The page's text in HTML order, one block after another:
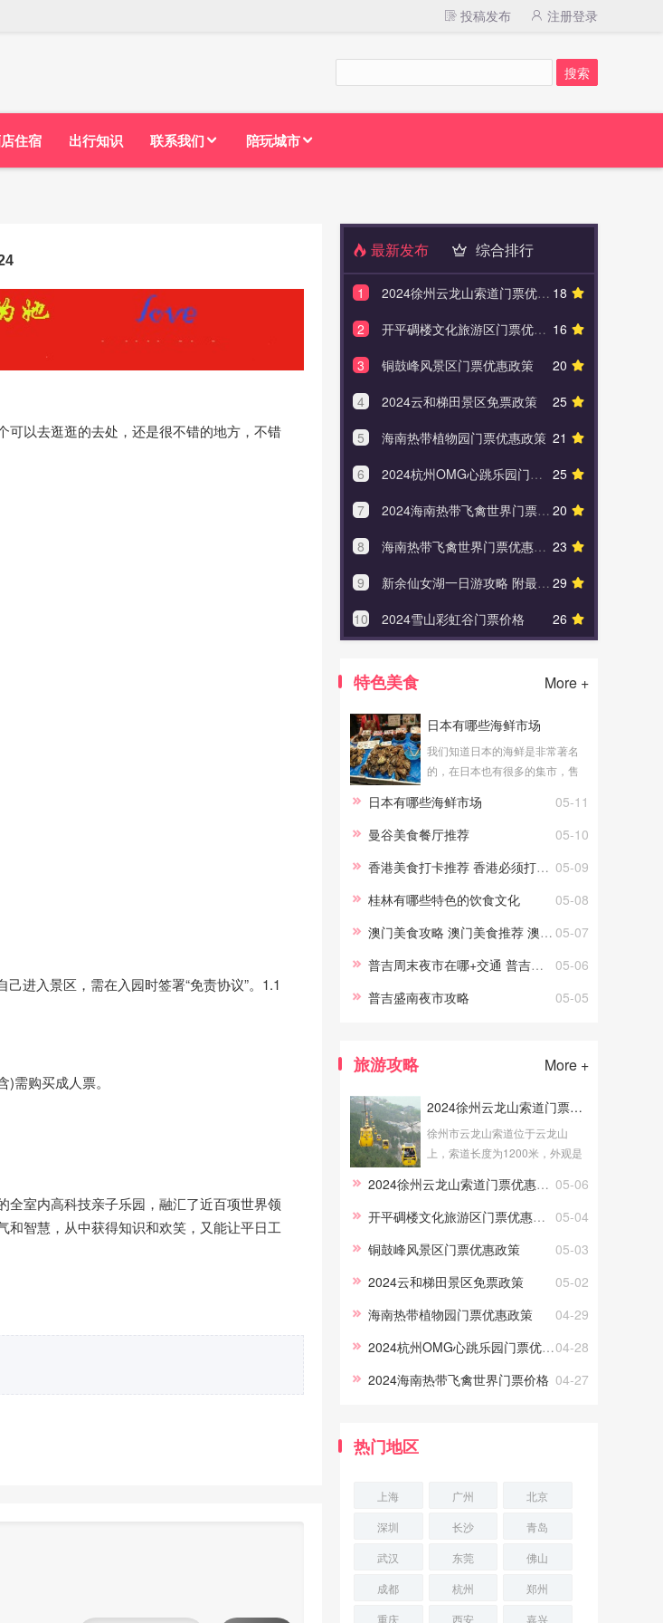
投稿发布 注册登录
住宿 出行知识 联系我们 陪玩城市
可以去逛逛的去处，还是很不错的地方，不错
进入景区，需在入园时签署“免责协议”。1.1
需购买成人票。
全室内高科技亲子乐园，融汇了近百项世界领
和智慧，从中获得知识和欢笑，又能让平日工
最新发布 综合排行
18
1
2024徐州云龙山索道门票优惠政策
16
2
开平碉楼文化旅游区门票优惠政策
20
3
铜鼓峰风景区门票优惠政策
25
4
2024云和梯田景区免票政策
21
5
海南热带植物园门票优惠政策
25
6
2024杭州OMG心跳乐园门票优惠政策
20
7
2024海南热带飞禽世界门票价格
23
8
海南热带飞禽世界门票优惠政策
29
9
新余仙女湖一日游攻略 附最佳路线
26
10 2024雪山彩虹谷门票价格
特色美食 More +
日本有哪些海鲜市场
我们知道日本的海鲜是非常著名
的，在日本也有很多的集市，售
欢，当然也是有着售卖海鲜的，
今天小编就给大家整理几个日本
黑门市
05-11
日本有哪些海鲜市场
05-10
曼谷美食餐厅推荐
05-09
香港美食打卡推荐 香港必须打卡的美食店
05-08
桂林有哪些特色的饮食文化
05-07
澳门美食攻略 澳门美食推荐 澳门当地经典美食
05-06
普吉周末夜市在哪+交通 普吉周末夜市营业时间+攻略
05-05
普吉盛南夜市攻略
旅游攻略 More +
2024徐州云龙山索道门票优惠政策
徐州市云龙山索道位于云龙山
上，索道长度为1200米，外观是
道可以更好地欣赏美景。接下来
为大家介绍徐州云龙山索道门票
05-06
2024徐州云龙山索道门票优惠政策
05-04
开平碉楼文化旅游区门票优惠政策
05-03
铜鼓峰风景区门票优惠政策
05-02
2024云和梯田景区免票政策
04-29
海南热带植物园门票优惠政策
04-28
2024杭州OMG心跳乐园门票优惠政策
04-27
2024海南热带飞禽世界门票价格
热门地区
上海 广州
北京
深圳
长沙
青岛
武汉
东莞
佛山
成都
杭州
郑州
重庆
西安 嘉兴